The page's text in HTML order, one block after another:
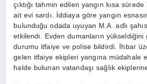
çıktığı tahmin edilen yangın kısa
ait evi sardı. İddiaya göre yangın
bulunduğu odada uyuyan M.A. adlı
etkilendi. Evden dumanların
durumu itfaiye ve polise bildirdi. İhbar
gelen itfaiye ekipleri yangına müdahale
halde bulunan vatandaşı sağlık